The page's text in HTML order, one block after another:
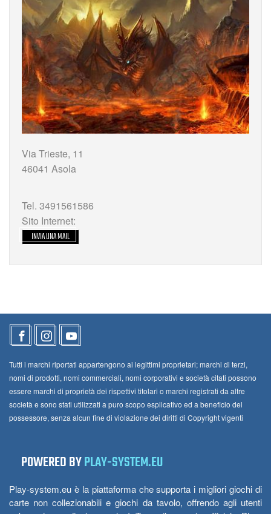
Via Trieste, 11
46041 Asola
Tel. 3491561586
Sito Internet:
INVIA UNA MAIL
Tutti i marchi riportati appartengono ai legittimi proprietari; marchi di terzi,
nomi di prodotti, nomi commerciali, nomi corporativi e società citati possono
essere marchi di proprietà dei rispettivi titolari o marchi registrati da altre
società e sono stati utilizzati a puro scopo esplicativo ed a beneficio del
possessore, senza alcun fine di violazione dei diritti di Copyright vigenti
POWERED BYPLAY-SYSTEM.EU
Play-system.eu è la piattaforma che supporta i migliori giochi di
carte non collezionabili e giochi da tavolo, offrendo agli utenti